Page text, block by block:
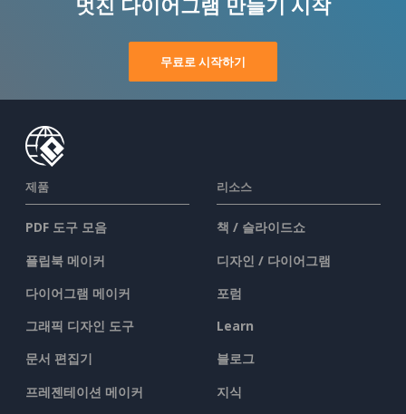
무료로 시작하기
제품
PDF 도구 모음
플립북 메이커
다이어그램 메이커
그래픽 디자인 도구
문서 편집기
프레젠테이션 메이커
리소스
책 / 슬라이드쇼
디자인 / 다이어그램
포럼
Learn
블로그
지식